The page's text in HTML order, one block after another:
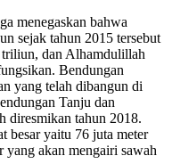
menegaskan bahwa
sejak tahun 2015 tersebut
triliun, dan Alhamdulillah
Bendungan
yang telah dibangun di
Tanju dan
diresmikan tahun 2018.
besar yaitu 76 juta meter
yang akan mengairi sawah